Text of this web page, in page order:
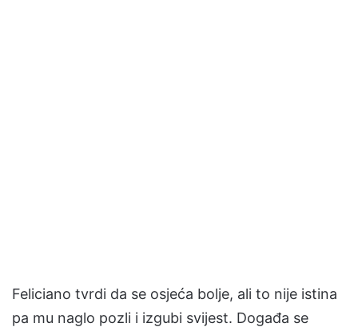
Feliciano tvrdi da se osjeća bolje, ali to nije istina
pa mu naglo pozli i izgubi svijest. Događa se